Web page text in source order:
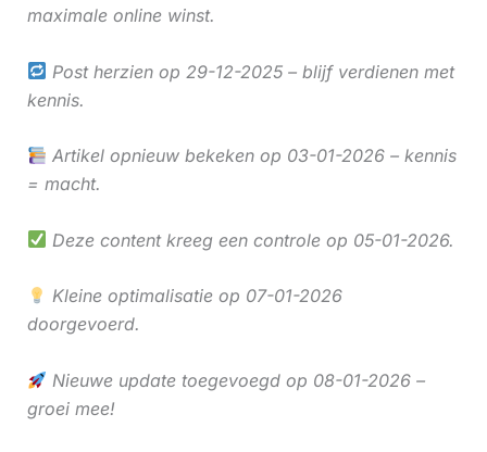
maximale online winst.
Post herzien op 29-12-2025 – blijf verdienen met
kennis.
Artikel opnieuw bekeken op 03-01-2026 – kennis
= macht.
Deze content kreeg een controle op 05-01-2026.
Kleine optimalisatie op 07-01-2026
doorgevoerd.
Nieuwe update toegevoegd op 08-01-2026 –
groei mee!